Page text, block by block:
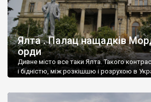
Ялта . Палац нащадків
орди
Дивне місто все таки Ялта. Такого
і бідністю, між розкішшю і розрухою в